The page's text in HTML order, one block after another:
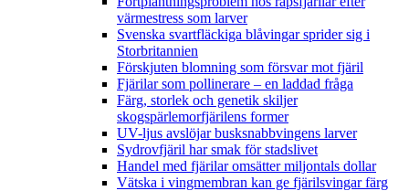
värmestress som larver
Svenska svartfläckiga blåvingar sprider sig i
Storbritannien
Förskjuten blomning som försvar mot fjäril
Fjärilar som pollinerare – en laddad fråga
Färg, storlek och genetik skiljer
skogspärlemorfjärilens former
UV-ljus avslöjar busksnabbvingens larver
Sydrovfjäril har smak för stadslivet
Handel med fjärilar omsätter miljontals dollar
Vätska i vingmembran kan ge fjärilsvingar färg